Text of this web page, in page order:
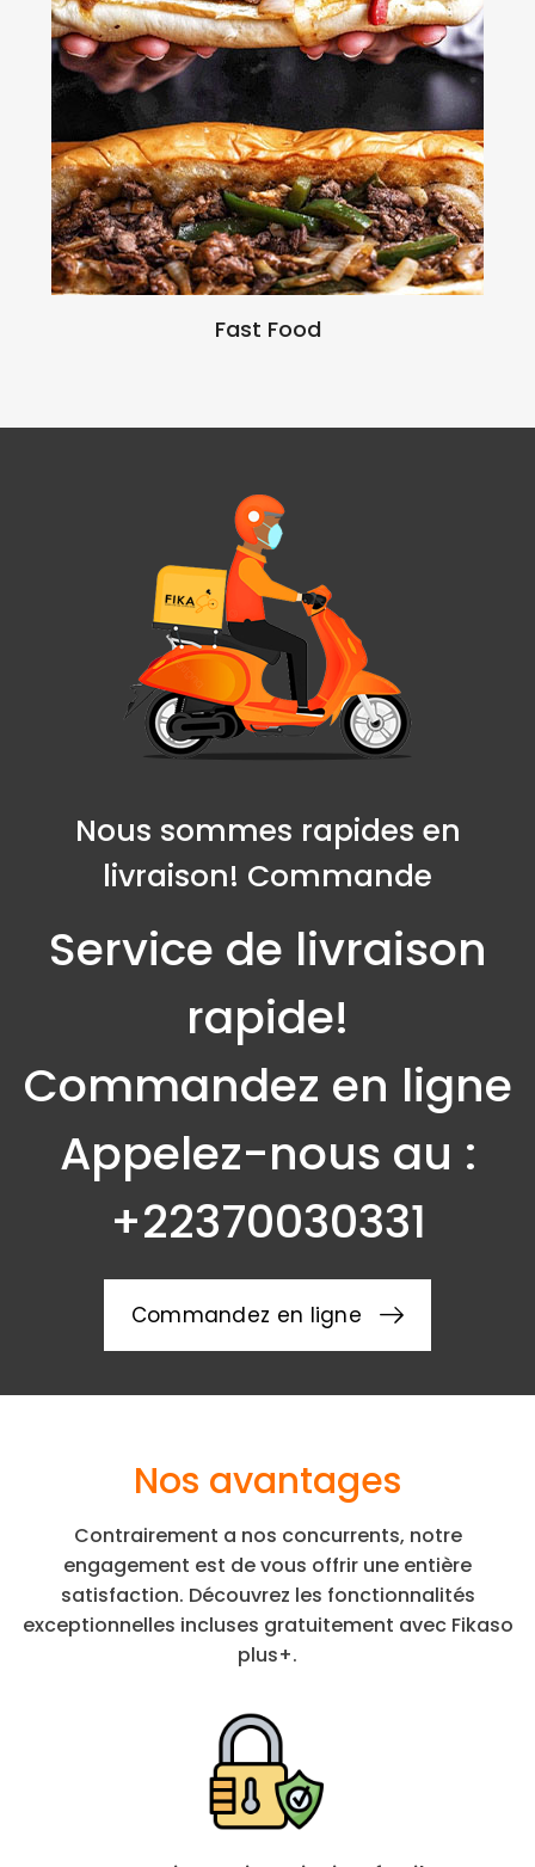
Fast Food
Nous sommes rapides en
livraison! Commande
Service de livraison
rapide!
Commandez en ligne
Appelez-nous au :
+22370030331
Commandez en ligne
Nos avantages
Contrairement a nos concurrents, notre
engagement est de vous offrir une entière
satisfaction. Découvrez les fonctionnalités
exceptionnelles incluses gratuitement avec Fikaso
plus+.